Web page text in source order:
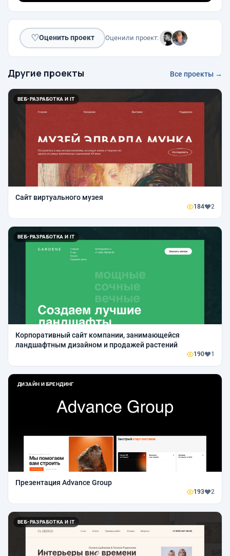
♡Оценить проект Оценили проект:
Другие проекты Все проекты →
ВЕБ-РАЗРАБОТКА И IT
Сайт виртуального музея
184 2
ВЕБ-РАЗРАБОТКА И IT
Корпоративный сайт компании, занимающейся
ландшафтным дизайном и продажей растений
190 1
ДИЗАЙН И БРЕНДИНГ
Презентация Advance Group
193 2
ВЕБ-РАЗРАБОТКА И IT